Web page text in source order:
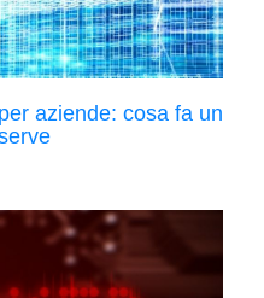
aziende: cosa fa un